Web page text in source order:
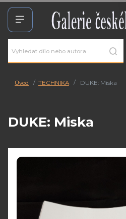
Úvod TECHNIKA DUKE: Miska
DUKE: Miska